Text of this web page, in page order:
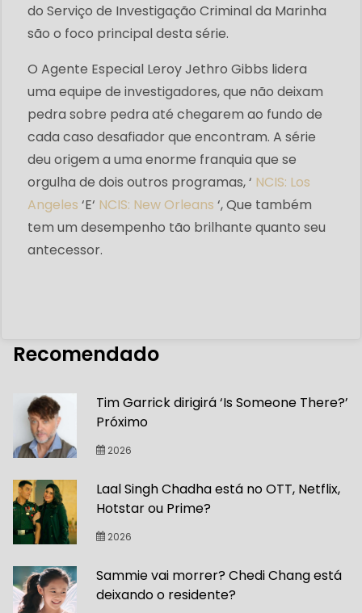
do Serviço de Investigação Criminal da Marinha
são o foco principal desta série.
O Agente Especial Leroy Jethro Gibbs lidera
uma equipe de investigadores, que não deixam
pedra sobre pedra até chegarem ao fundo de
cada caso desafiador que encontram. A série
deu origem a uma enorme franquia que se
orgulha de dois outros programas, ‘ NCIS: Los
Angeles ‘E‘ NCIS: New Orleans ‘, Que também
tem um desempenho tão brilhante quanto seu
antecessor.
Recomendado
Tim Garrick dirigirá ‘Is Someone There?’
Próximo
2026
Laal Singh Chadha está no OTT, Netflix,
Hotstar ou Prime?
2026
Sammie vai morrer? Chedi Chang está
deixando o residente?